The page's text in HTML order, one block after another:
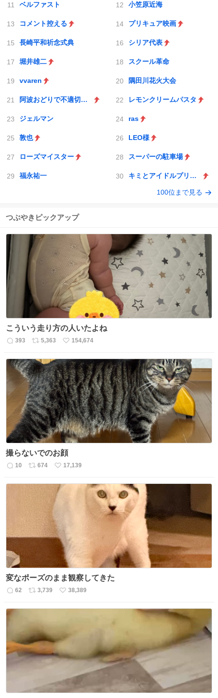
ベルファスト 小笠原近海
コメント控える プリキュア映画
長崎平和祈念式典 シリア代表
堀井雄二 スクール革命
vvaren 隅田川花火大会
阿波おどりで不適切な動画 レモンクリームパスタ
ジェルマン ras
敦也 LEO様
ローズマイスター スーパーの駐車場
福永祐一 キミとアイドルプリキュア♪
100位まで見る
つぶやきピックアップ
こういう走り方の人いたよね
返
数
393
リ
ス
ト
数
5,363
い
ね
数
154,674
撮らないでのお顔
返
10
リ
ス
数
674
い
ね
数
17,139
変なポーズのまま観察してきた
返
数
62
リ
数
3,739
い
38,389